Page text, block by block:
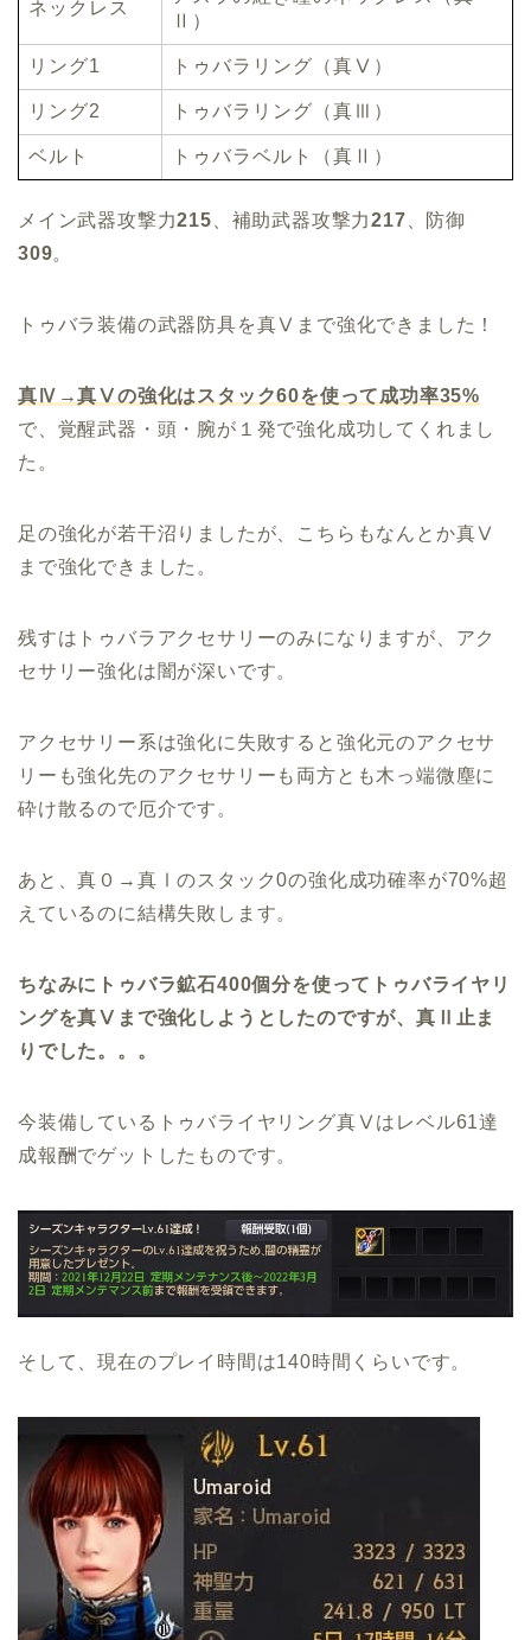
ネックレス
Ⅱ）
リング1 トゥバラリング（真Ⅴ）
リング2 トゥバラリング（真Ⅲ）
ベルト トゥバラベルト（真Ⅱ）
メイン武器攻撃力215 、補助武器攻撃力217 、防御
309。
トゥバラ装備の武器防具を真Ⅴまで強化できました！
真Ⅳ→真Ⅴの強化はスタック60を使って成功率35%
で、覚醒武器・頭・腕が１発で強化成功してくれまし
た。
足の強化が若干沼りましたが、こちらもなんとか真Ⅴ
まで強化できました。
残すはトゥバラアクセサリーのみになりますが、アク
セサリー強化は闇が深いです。
アクセサリー系は強化に失敗すると強化元のアクセサ
リーも強化先のアクセサリーも両方とも木っ端微塵に
砕け散るので厄介です。
あと、真０→真Ⅰのスタック0の強化成功確率が70%超
えているのに結構失敗します。
ちなみにトゥバラ鉱石400個分を使ってトゥバライヤリ
ングを真Ⅴまで強化しようとしたのですが、真Ⅱ止ま
りでした。。。
今装備しているトゥバライヤリング真Ⅴはレベル61達
成報酬でゲットしたものです。
そして、現在のプレイ時間は140時間くらいです。